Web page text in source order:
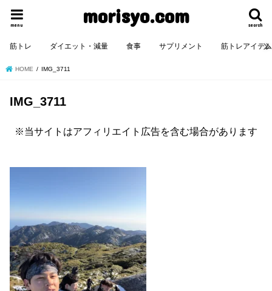
morisyo.com search
menu
筋トレ ダイエット・減量 食事 サプリメント 筋トレアイテム
HOME IMG_3711
IMG_3711
※当サイトはアフィリエイト広告を含む場合があります